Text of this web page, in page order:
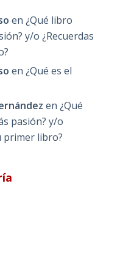
en ¿Qué libro
y/o ¿Recuerdas
en ¿Qué es el
en ¿Qué
pasión? y/o
primer libro?